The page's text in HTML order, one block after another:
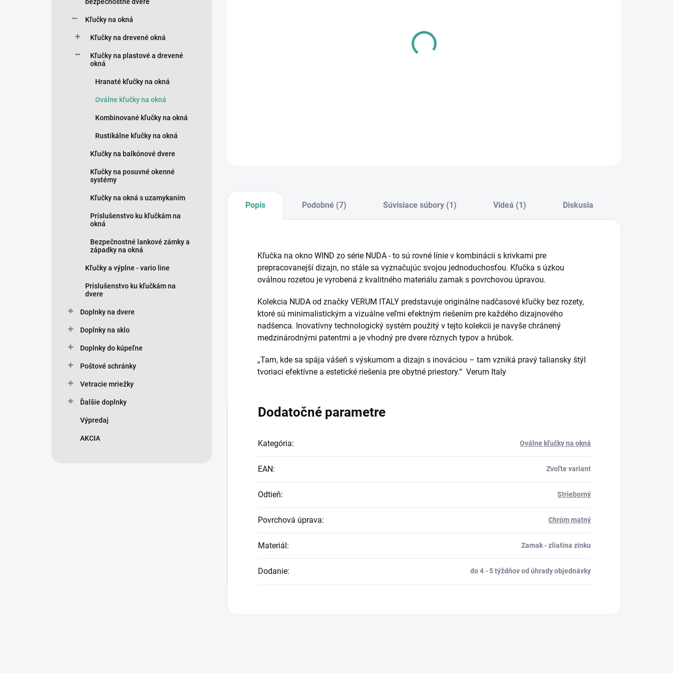
Kľučky na okná
Kľučky na drevené okná
Kľučky na plastové a drevené
okná
Hranaté kľučky na okná
Oválne kľučky na okná
Kombinované kľučky na okná
Rustikálne kľučky na okná
Kľučky na balkónové dvere
Kľučky na posuvné okenné
systémy
Kľučky na okná s uzamykaním
Príslušenstvo ku kľučkám na
okná
Bezpečnostné lankové zámky a
západky na okná
Kľučky a výplne - vario line
Príslušenstvo ku kľučkám na
dvere
Doplnky na dvere
Doplnky na sklo
Doplnky do kúpeľne
Poštové schránky
Vetracie mriežky
Ďalšie doplnky
Výpredaj
AKCIA
Popis Podobné (7) Súvisiace súbory (1) Videá (1) Diskusia
Kľučka na okno WIND zo série NUDA - to sú rovné línie v kombinácii s krivkami pre
prepracovanejší dizajn, no stále sa vyznačujúc svojou jednoduchosťou. Kľučka s úzkou
oválnou rozetou je vyrobená z kvalitného materiálu zamak s povrchovou úpravou.
Kolekcia NUDA od značky VERUM ITALY predstavuje originálne nadčasové kľučky bez rozety,
ktoré sú minimalistickým a vizuálne veľmi efektným riešením pre každého dizajnového
nadšenca. Inovatívny technologický systém použitý v tejto kolekcii je navyše chránený
medzinárodnými patentmi a je vhodný pre dvere rôznych typov a hrúbok.
„Tam, kde sa spája vášeň s výskumom a dizajn s inováciou – tam vzniká pravý taliansky štýl
tvoriaci efektívne a estetické riešenia pre obytné priestory.“ Verum Italy
Dodatočné parametre
Kategória: Oválne kľučky na okná
EAN: Zvoľte variant
Odtieň: Strieborný
Povrchová úprava: Chróm matný
Materiál: Zamak - zliatina zinku
Dodanie: do 4 - 5 týždňov od úhrady objednávky